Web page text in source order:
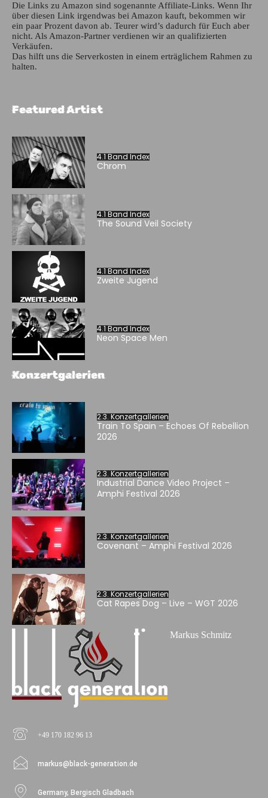
Die Links zu Amazon sind sogenannte Affiliate-Links. Wenn Ihr
über diesen Link irgendwas bei Amazon kauft, bekommen wir
ein paar Prozent davon ab. Teurer wird’s dadurch für Euch aber
nicht. Als Amazon-Partner verdienen wir an qualifizierten
Verkäufen.
Das hilft uns die Serverkosten in einem erträglichem Rahmen zu
halten.
Featured Artist
4.1 Band Index
Chrom
4.1 Band Index
The Sound Veil Society
4.1 Band Index
Zweite Jugend
4.1 Band Index
Neon Space Men
Konzertgalerien
2.3. Konzertgallerien
Train To Spain – Echoes Of Rebellion
2026
2.3. Konzertgallerien
Industrial Dance Video Project –
Amphi Festival 2026
2.3. Konzertgallerien
Covenant – Amphi Festival 2026
2.3. Konzertgallerien
Cat Rapes Dog – Live – WGT 2026
Markus Schmitz
+49 170 182 96 13
markus@black-generation.de
Germany, Bergisch Gladbach